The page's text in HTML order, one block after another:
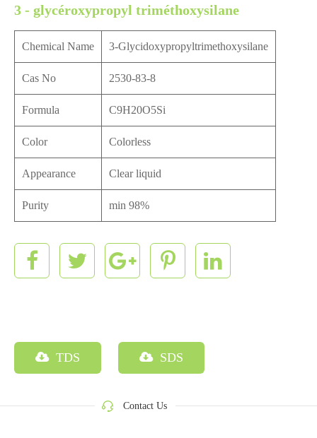
3 - glycéroxypropyl triméthoxysilane
Chemical Name 3-Glycidoxypropyltrimethoxysilane
Cas No 2530-83-8
Formula C9H20O5Si
Color Colorless
Appearance Clear liquid
Purity min 98%
TDS SDS
Contact Us